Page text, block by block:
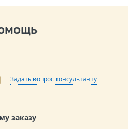
Задать вопрос консультанту
заказу